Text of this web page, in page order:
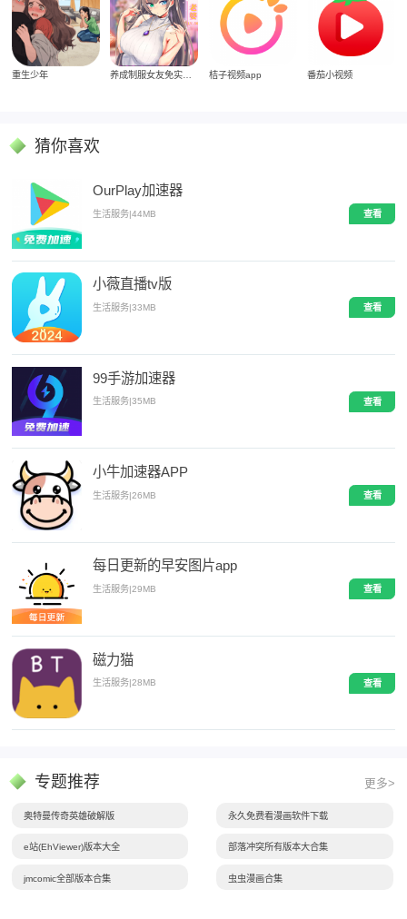
重生少年 桔子视频app 番茄小视频
猜你喜欢
OurPlay加速器
生活服务|44MB 查看
小薇直播tv版
生活服务|33MB 查看
99手游加速器
生活服务|35MB 查看
小牛加速器APP
生活服务|26MB 查看
每日更新的早安图片app
生活服务|29MB 查看
磁力猫
生活服务 |28MB 查看
专题推荐 更多>
奥特曼传奇英雄破解版 永久免费看漫画软件下载
e站(EhViewer)版本大全 部落冲突所有版本大合集
jmcomic全部版本合集 虫虫漫画合集